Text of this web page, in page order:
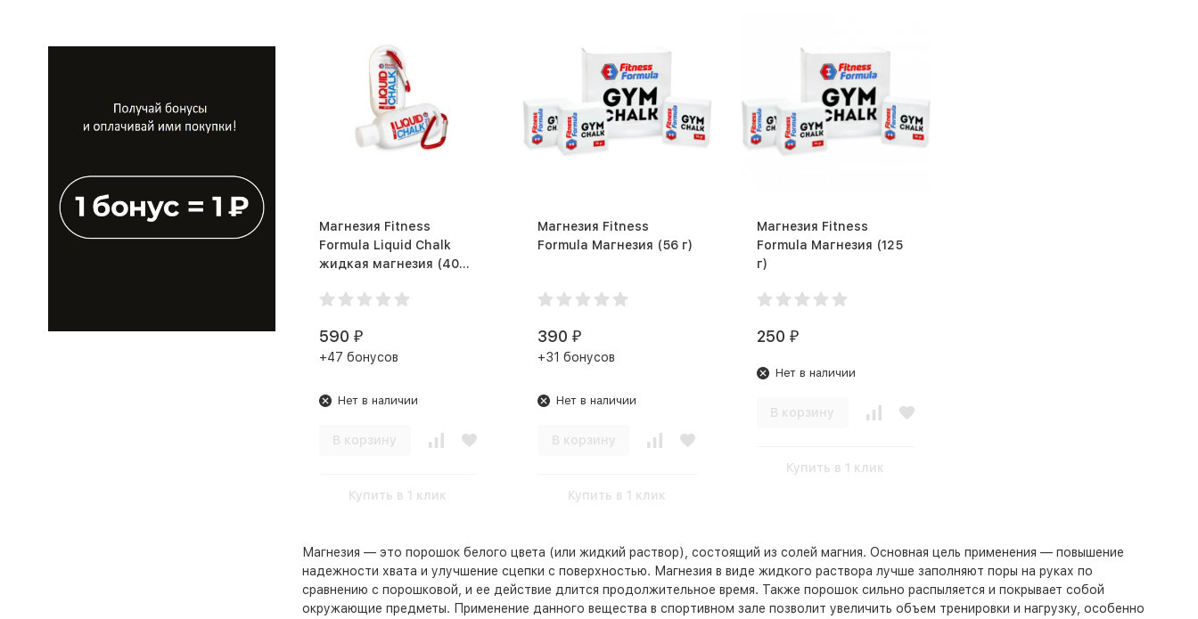
Магнезия Fitness
Formula Liquid Chalk
жидкая магнезия (40
590 ₽
+47 бонусов
Нет в наличии
В корзину
Купить в 1 клик
Магнезия Fitness
Formula Магнезия (56 г)
390 ₽
+31 бонусов
Нет в наличии
В корзину
Купить в 1 клик
Магнезия Fitness
Formula Магнезия (125
г)
250 ₽
Нет в наличии
В корзину
Купить в 1 клик
Магнезия — это порошок белого цвета (или жидкий раствор), состоящий из солей магния. Основная цель применения — повышение
надежности хвата и улучшение сцепки с поверхностью. Магнезия в виде жидкого раствора лучше заполняют поры на руках по
сравнению с порошковой и ее действие длится продолжительное время. Также порошок сильно распыляется и покрывает собой
окружающие предметы. Применение данного вещества в спортивном зале позволит увеличить объем тренировки и нагрузку, особенно